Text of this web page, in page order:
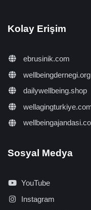
Kolay Erişim
ebrusinik.com
wellbeingdernegi.org
dailywellbeing.shop
Sosyal Medya
YouTube
Instagram